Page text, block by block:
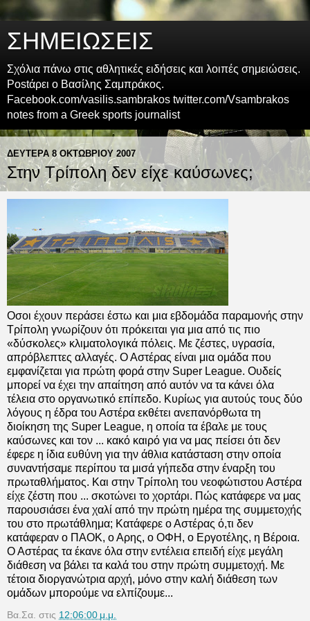
ΣΗΜΕΙΩΣΕΙΣ
Σχόλια πάνω στις αθλητικές ειδήσεις και λοιπές σημειώσεις.
Postάρει ο Βασίλης Σαμπράκος.
Facebook.com/vasilis.sambrakos twitter.com/Vsambrakos
notes from a Greek sports journalist
ΔΕΥΤΈΡΑ 8 ΟΚΤΩΒΡΊΟΥ 2007
Στην Τρίπολη δεν είχε καύσωνες;
Οσοι έχουν περάσει έστω και μια εβδομάδα παραμονής στην
Τρίπολη γνωρίζουν ότι πρόκειται για μια από τις πιο
«δύσκολες» κλιματολογικά πόλεις. Με ζέστες, υγρασία,
απρόβλεπτες αλλαγές. Ο Αστέρας είναι μια ομάδα που
εμφανίζεται για πρώτη φορά στην Super League. Ουδείς
μπορεί να έχει την απαίτηση από αυτόν να τα κάνει όλα
τέλεια στο οργανωτικό επίπεδο. Κυρίως για αυτούς τους δύο
λόγους η έδρα του Αστέρα εκθέτει ανεπανόρθωτα τη
διοίκηση της Super League, η οποία τα έβαλε με τους
καύσωνες και τον ... κακό καιρό για να μας πείσει ότι δεν
έφερε η ίδια ευθύνη για την άθλια κατάσταση στην οποία
συναντήσαμε περίπου τα μισά γήπεδα στην έναρξη του
πρωταθλήματος. Και στην Τρίπολη του νεοφώτιστου Αστέρα
είχε ζέστη που ... σκοτώνει το χορτάρι. Πώς κατάφερε να μας
παρουσιάσει ένα χαλί από την πρώτη ημέρα της συμμετοχής
του στο πρωτάθλημα; Κατάφερε ο Αστέρας ό,τι δεν
κατάφεραν ο ΠΑΟΚ, ο Αρης, ο ΟΦΗ, ο Εργοτέλης, η Βέροια.
Ο Αστέρας τα έκανε όλα στην εντέλεια επειδή είχε μεγάλη
διάθεση να βάλει τα καλά του στην πρώτη συμμετοχή. Με
τέτοια διοργανώτρια αρχή, μόνο στην καλή διάθεση των
ομάδων μπορούμε να ελπίζουμε...
Βα.Σα. στις 12:06:00 μ.μ.